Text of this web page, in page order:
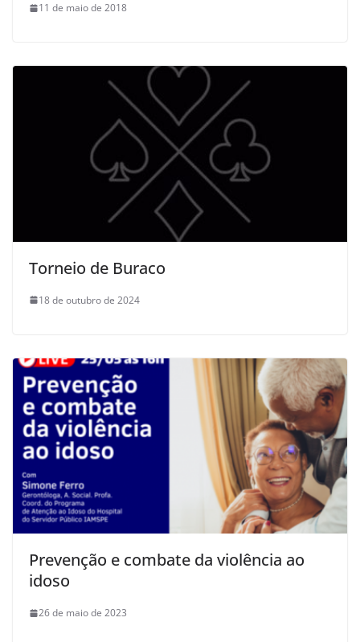
11 de maio de 2018
Torneio de Buraco
18 de outubro de 2024
Prevenção e combate da violência ao
idoso
26 de maio de 2023